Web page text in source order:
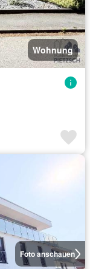
Wohnung
Foto anschauen